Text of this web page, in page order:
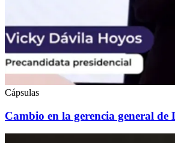
Cápsulas
Cambio en la gerencia general